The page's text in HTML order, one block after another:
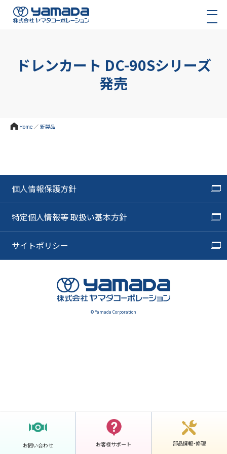
お問い合わせ お客様サポート 部品情報・修理
ドレンカート DC-90Sシリーズ
発売
Home ／ 新製品
個人情報保護方針
特定個人情報等 取扱い基本方針
サイトポリシー
© Yamada Corporation